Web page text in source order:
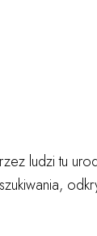
ludzi tu